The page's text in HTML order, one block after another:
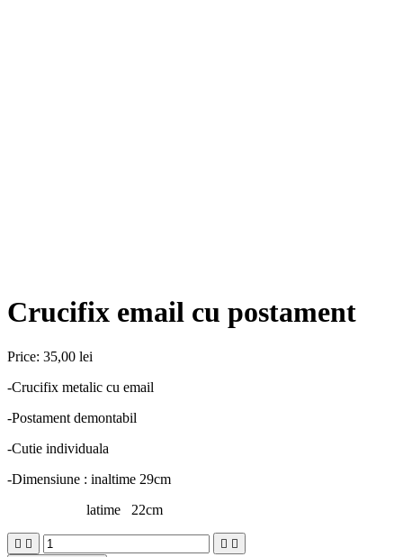
Crucifix email cu postament
Price: 35,00 lei
-Crucifix metalic cu email
-Postament demontabil
-Cutie individuala
-Dimensiune : inaltime 29cm
latime 22cm
   